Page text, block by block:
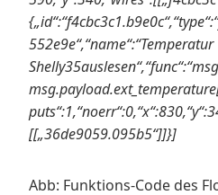
552e9e“,“name“:“Temperatur
[[„36de9059.095b5“]]}]
Abb: Funktions-Code des